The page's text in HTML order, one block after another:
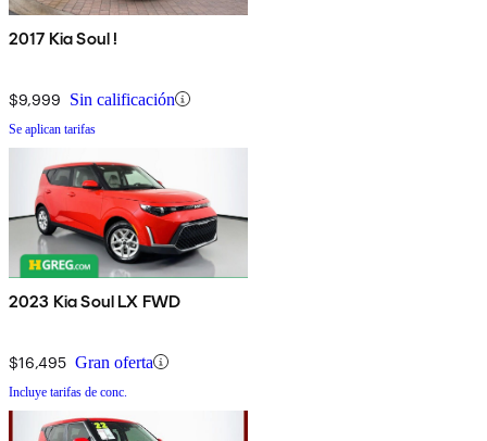
2017 Kia Soul !
$9,999 Sin calificación
Se aplican tarifas
2023 Kia Soul LX FWD
$16,495 Gran oferta
Incluye tarifas de conc.